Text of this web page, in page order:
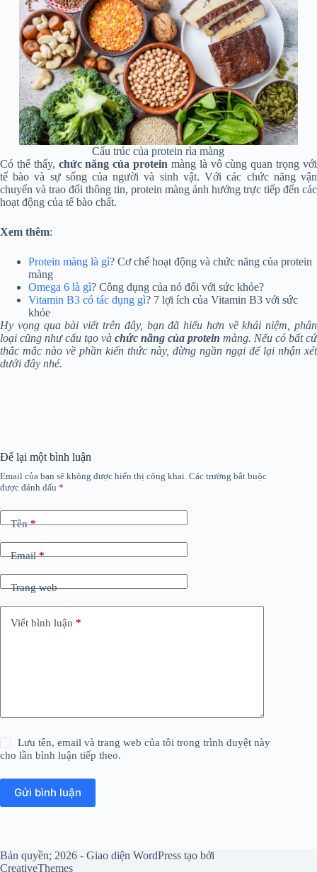
Cấu trúc của protein rìa màng
Có thể thấy, chức năng của protein màng là vô cùng quan trọng với
tế bào và sự sống của người và sinh vật. Với các chức năng vận
chuyển và trao đổi thông tin, protein màng ảnh hưởng trực tiếp đến các
hoạt động của tế bào chất.
Xem thêm:
Protein màng là gì? Cơ chế hoạt động và chức năng của protein
màng
Omega 6 là gì? Công dụng của nó đối với sức khỏe?
Vitamin B3 có tác dụng gì? 7 lợi ích của Vitamin B3 với sức
khỏe
Hy vọng qua bài viết trên đây, bạn đã hiểu hơn về khái niệm, phân
loại cũng như cấu tạo và chức năng của protein màng. Nếu có bất cứ
thắc mắc nào về phần kiến thức này, đừng ngần ngại để lại nhận xét
dưới đây nhé.
Để lại một bình luận
Email của bạn sẽ không được hiển thị công khai. Các trường bắt buộc
được đánh dấu *
Tên*
Email*
Trang web
Viết bình luận *
Lưu tên, email và trang web của tôi trong trình duyệt này
cho lần bình luận tiếp theo.
Gửi bình luận
Bản quyền; 2026 - Giao diện WordPress tạo bởi
CreativeThemes